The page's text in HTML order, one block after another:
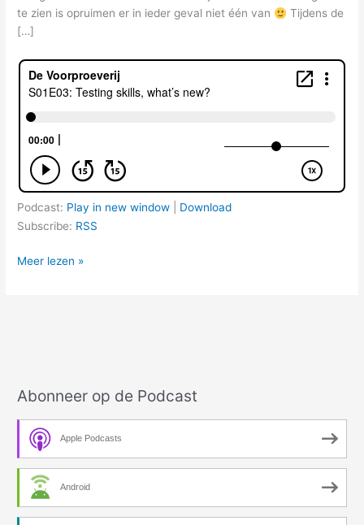
te zien is opruimen er in ieder geval niet één van
Tijdens de
[…]
Podcast: Play in new window
Download
Subscribe: RSS
S01E03:
Meer lezen »
Abonneer op de Podcast
Apple Podcasts
Android